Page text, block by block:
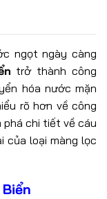
ngọt ngày càng
trở thành công
hóa nước mặn
rõ hơn về công
phá chi tiết về cáu
của loại màng lọc